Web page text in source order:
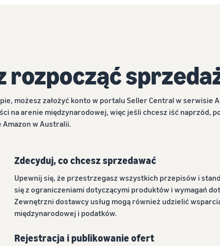
rozpocząć
możesz założyć konto w portalu Seller Central w serwisie
na arenie międzynarodowej, więc jeśli chcesz iść naprzód,
w Australii.
Zdecyduj, co chcesz sprzedawać
Upewnij się, że przestrzegasz wszystkich przepisów i
się z ograniczeniami dotyczącymi produktów i wymagań
Zewnętrzni dostawcy usług mogą również udzielić
międzynarodowej i podatków.
Rejestracja i publikowanie ofert